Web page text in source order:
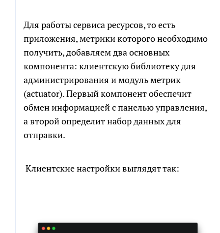
Для работы сервиса ресурсов, то есть
приложения, метрики которого необходимо
получить, добавляем два основных
компонента: клиентскую библиотеку для
администрирования и модуль метрик
(actuator). Первый компонент обеспечит
обмен информацией с панелью управления,
а второй определит набор данных для
отправки.
Клиентские настройки выглядят так: